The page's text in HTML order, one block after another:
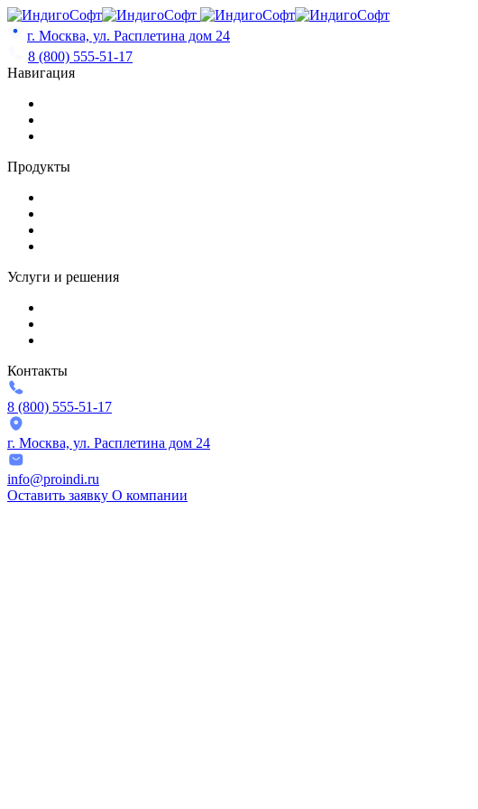
Skip
to
content
г. Москва, ул. Расплетина дом 24
8 (800) 555-51-17
Навигация
Продукты
Услуги и решения
Контакты
8 (800) 555-51-17
г. Москва, ул. Расплетина дом 24
info@proindi.ru
Оставить заявку О компании